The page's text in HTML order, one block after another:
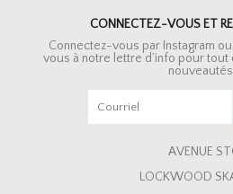
CONNECTEZ-VOUS ET
Connectez-vous par Instagram
vous à notre lettre d’info pour
AVENUE
LOCKWOOD